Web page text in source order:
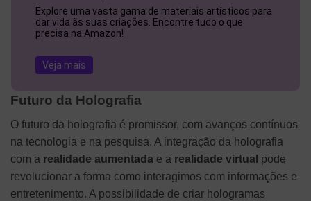
Explore uma vasta gama de materiais artísticos para
dar vida às suas criações. Encontre tudo o que
precisa na Amazon!
Veja mais
Futuro da Holografia
O futuro da holografia é promissor, com avanços contínuos
na tecnologia e na pesquisa. A integração da holografia
com a realidade aumentada e a realidade virtual pode
revolucionar a forma como interagimos com informações e
entretenimento. A possibilidade de criar hologramas